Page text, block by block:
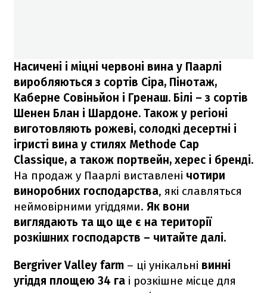
Насичені і міцні червоні вина у Паарлі
виробляються з сортів Сіра, Пінотаж,
Каберне Совіньйон і Гренаш. Білі – з сортів
Шенен Блан і Шардоне. Також у регіоні
виготовляють рожеві, солодкі десертні і
ігристі вина у стилях Methode Cap
Classique, а також портвейн, херес і бренді.
На продаж у Паарлі виставлені чотири
виноробних господарства, які славляться
неймовірними угіддями. Як вони
виглядають та що ще є на території
розкішних господарств – читайте далі.
​Bergriver Valley farm – ці унікальні винні
угіддя площею 34 га і розкішне місце для